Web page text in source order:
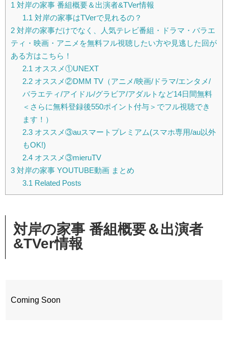
1 対岸の家事 番組概要＆出演者&TVer情報
1.1 対岸の家事はTVerで見れるの？
2 対岸の家事だけでなく、人気テレビ番組・ドラマ・バラエ
ティ・映画・アニメを無料フル視聴したい方や見逃した回が
ある方はこちら！
2.1 オススメ①UNEXT
2.2オススメ②DMM TV（アニメ/映画/ドラマ/エンタメ/
バラエティ/アイドル/グラビア/アダルトなど14日間無料
＜さらに無料登録後550ポイント付与＞でフル視聴でき
ます！）
2.3オススメ③auスマートプレミアム(スマホ専用/au以外
もOK!)
2.4オススメ③mieruTV
3 対岸の家事 YOUTUBE動画 まとめ
3.1 Related Posts
対岸の家事 番組概要＆出演者
&TVer情報
Coming Soon